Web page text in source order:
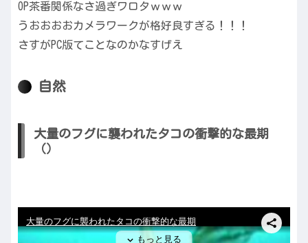
OP茶番関係なさ過ぎワロタｗｗｗ
うおおおおカメラワークが格好良すぎる！！！
さすがPC版てことなのかなすげえ
自然
大量のフグに襲われたタコの衝撃的な最期
（）